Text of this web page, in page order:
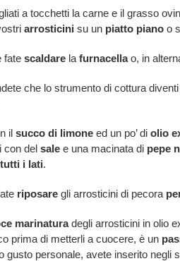
a tocchetti la carne e il grasso
arrosticini su unpiatto pianoo
fate scaldarela furnacellao, in
che lo strumento di cottura
il succo di limoneed un po’ di olio
con del salee una macinata di pepe
tutti i lati.
riposaregli arrosticini di pecora
marinaturadegli arrosticini in olio
prima di metterli a cuocere, è un
gusto personale, avete inserito negli